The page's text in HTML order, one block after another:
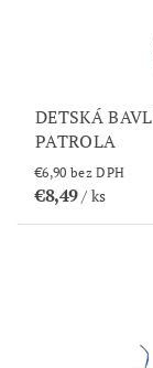
DETSKÁ
PATROLA
€6,90 bez DPH
€8,49/ ks